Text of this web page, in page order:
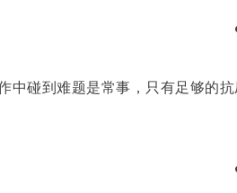
中碰到难题是常事，只有足够的